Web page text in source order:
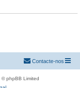
Contacte-nos
© phpBB Limited